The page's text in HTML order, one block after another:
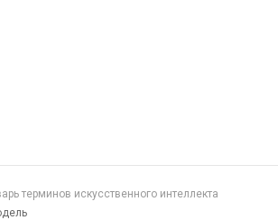
терминов искусственного интеллекта